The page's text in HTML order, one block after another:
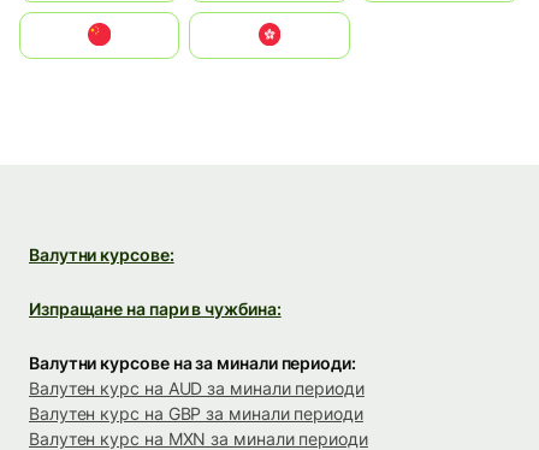
中國香港特別行政區
Валутни курсове:
Изпращане на пари в чужбина:
Валутни курсове на за минали периоди:
Валутен курс на AUD за минали периоди
Валутен курс на GBP за минали периоди
Валутен курс на MXN за минали периоди